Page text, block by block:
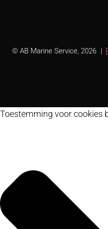
© AB Marine Service, 2026
Toestemming voor cookies